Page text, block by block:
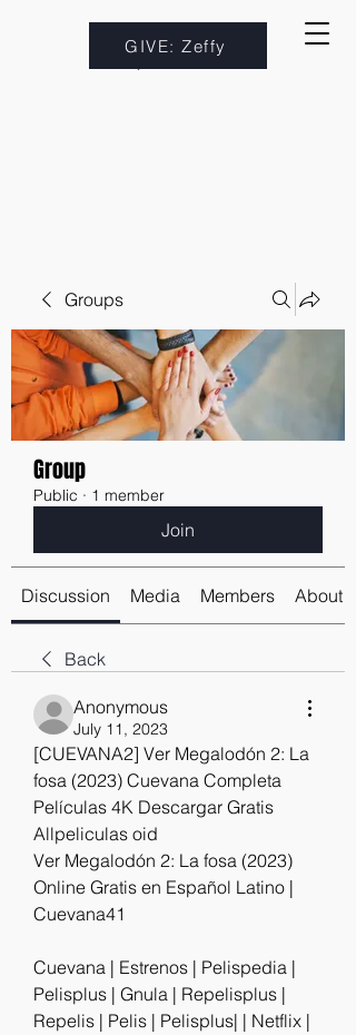
GIVE: Zeffy
Groups
Group
Public · 1 member
Join
Discussion Media Members About
Back
Anonymous
July 11, 2023
[CUEVANA2] Ver Megalodón 2: La
fosa (2023) Cuevana Completa
Películas 4K Descargar Gratis
Allpeliculas oid
Ver Megalodón 2: La fosa (2023)
Online Gratis en Español Latino |
Cuevana41
Cuevana | Estrenos | Pelispedia |
Pelisplus | Gnula | Repelisplus |
Repelis | Pelis | Pelisplus| | Netflix |